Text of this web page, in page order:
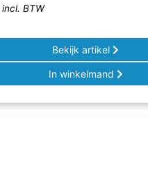
incl. BTW
Bekijk artikel
In winkelmand